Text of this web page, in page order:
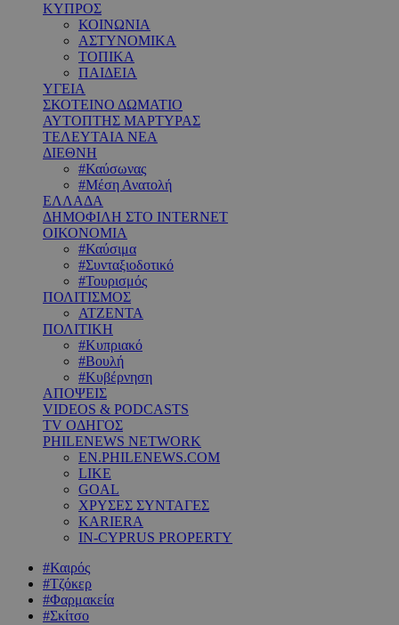
ΚΥΠΡΟΣ
ΚΟΙΝΩΝΙΑ
ΑΣΤΥΝΟΜΙΚΑ
ΤΟΠΙΚΑ
ΠΑΙΔΕΙΑ
ΥΓΕΙΑ
ΣΚΟΤΕΙΝΟ ΔΩΜΑΤΙΟ
ΑΥΤΟΠΤΗΣ ΜΑΡΤΥΡΑΣ
ΤΕΛΕΥΤΑΙΑ ΝΕΑ
ΔΙΕΘΝΗ
#Καύσωνας
#Μέση Ανατολή
ΕΛΛΑΔΑ
ΔΗΜΟΦΙΛΗ ΣΤΟ INTERNET
ΟΙΚΟΝΟΜΙΑ
#Καύσιμα
#Συνταξιοδοτικό
#Τουρισμός
ΠΟΛΙΤΙΣΜΟΣ
ΑΤΖΕΝΤΑ
ΠΟΛΙΤΙΚΗ
#Κυπριακό
#Βουλή
#Κυβέρνηση
ΑΠΟΨΕΙΣ
VIDEOS & PODCASTS
TV ΟΔΗΓΟΣ
PHILENEWS NETWORK
EN.PHILENEWS.COM
LIKE
GOAL
ΧΡΥΣΕΣ ΣΥΝΤΑΓΕΣ
KARIERA
IN-CYPRUS PROPERTY
#Καιρός
#Τζόκερ
#Φαρμακεία
#Σκίτσο